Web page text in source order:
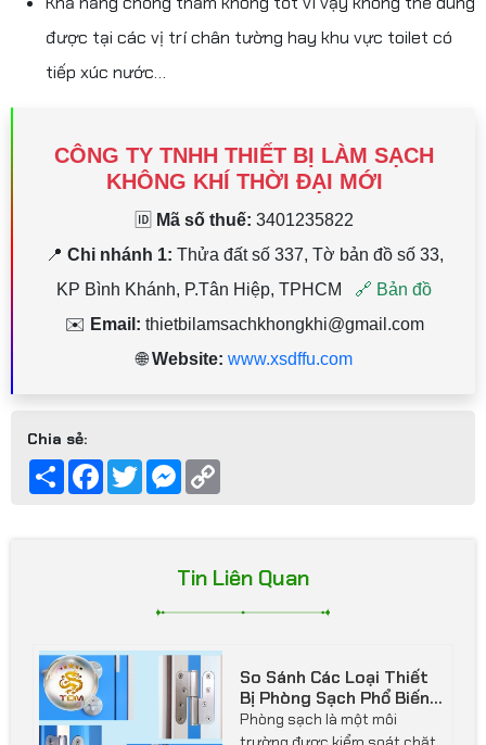
được tại các vị trí chân tường hay khu vực toilet có
tiếp xúc nước…
CÔNG TY TNHH THIẾT BỊ LÀM SẠCH
KHÔNG KHÍ THỜI ĐẠI MỚI
🆔 Mã số thuế: 3401235822
📍 Chi nhánh 1: Thửa đất số 337, Tờ bản đồ số 33,
KP Bình Khánh, P.Tân Hiệp, TPHCM
🔗 Bản đồ
✉️ Email: thietbilamsachkhongkhi@gmail.com
🌐Website: www.xsdffu.com
Chia sẻ:
Share Facebook
TwitterMessenger
Tin Liên Quan
So Sánh Các Loại Thiết
Bị Phòng Sạch Phổ Biến
Hiện Nay
Phòng sạch là một môi